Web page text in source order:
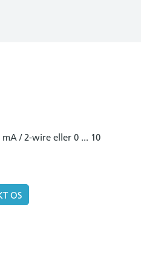
/ 2-wire eller 0 ... 10
OS